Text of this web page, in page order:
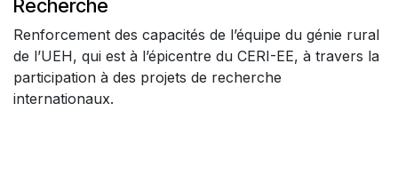
Recherche
Renforcement des capacités de l’équipe du génie rural
de l’UEH, qui est à l’épicentre du CERI-EE, à travers la
participation à des projets de recherche
internationaux.